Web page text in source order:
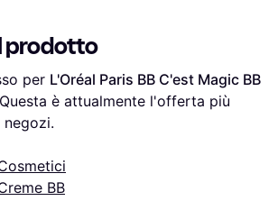
prodotto
per L'Oréal Paris BB C'est Magic BB
è attualmente l'offerta più
negozi.
BB